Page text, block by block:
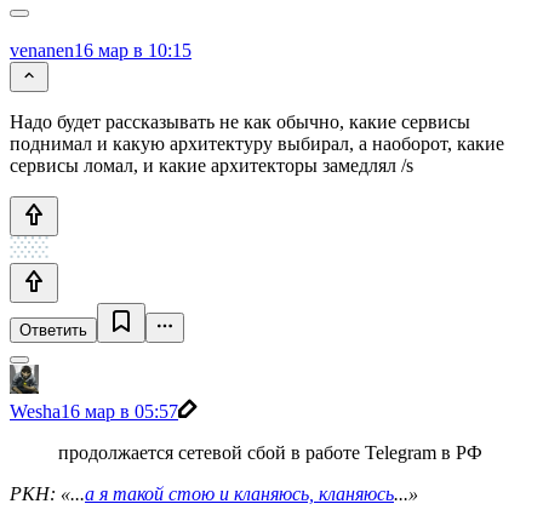
venanen16 мар в 10:15
Надо будет рассказывать не как обычно, какие сервисы
поднимал и какую архитектуру выбирал, а наоборот, какие
сервисы ломал, и какие архитекторы замедлял /s
Ответить
Wesha16 мар в 05:57
продолжается сетевой сбой в работе Telegram в РФ
РКН: «...а я такой стою и кланяюсь, кланяюсь...»